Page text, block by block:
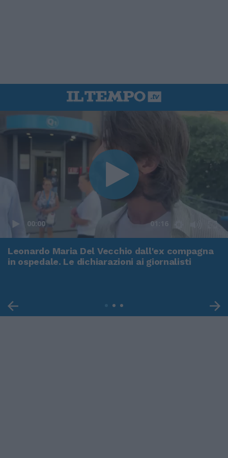
00:00 01:16
Leonardo Maria Del Vecchio dall'ex compagna
in ospedale. Le dichiarazioni ai giornalisti